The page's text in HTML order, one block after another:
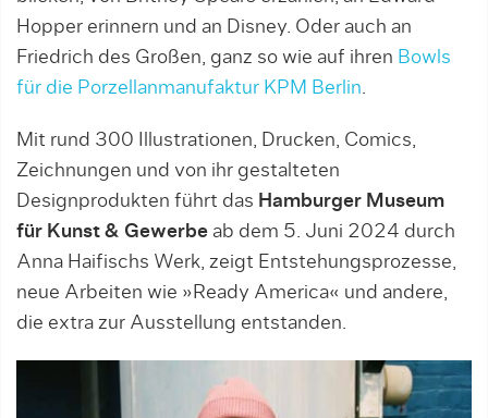
Hopper erinnern und an Disney. Oder auch an
Friedrich des Großen, ganz so wie auf ihren Bowls
für die Porzellanmanufaktur KPM Berlin.
Mit rund 300 Illustrationen, Drucken, Comics,
Zeichnungen und von ihr gestalteten
Designprodukten führt das Hamburger Museum
für Kunst & Gewerbe ab dem 5. Juni 2024 durch
Anna Haifischs Werk, zeigt Entstehungsprozesse,
neue Arbeiten wie »Ready America« und andere,
die extra zur Ausstellung entstanden.